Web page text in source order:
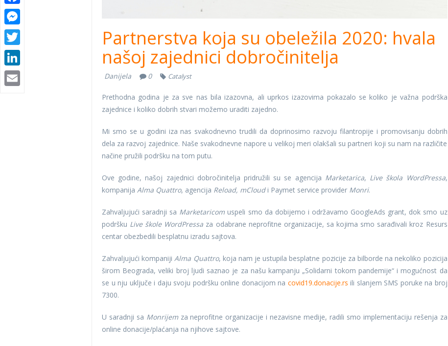
Partnerstva koja su obeležila 2020: hvala
našoj zajednici dobročinitelja
Danijela 0 Catalyst
Prethodna godina je za sve nas bila izazovna, ali uprkos izazovima pokazalo se koliko je važna podrška
zajednice i koliko dobrih stvari možemo uraditi zajedno.
Mi smo se u godini iza nas svakodnevno trudili da doprinosimo razvoju filantropije i promovisanju dobrih
dela za razvoj zajednice. Naše svakodnevne napore u velikoj meri olakšali su partneri koji su nam na različite
načine pružili podršku na tom putu.
Ove godine, našoj zajednici dobročinitelja pridružili su se agencija Marketarica, Live škola WordPressa,
kompanija Alma Quattro, agencija Reload, mCloudi Paymet service provider Monri.
Zahvaljujući saradnji sa Marketaricom uspeli smo da dobijemo i održavamo GoogleAds grant, dok smo uz
podršku Live škole WordPressa za odabrane neprofitne organizacije, sa kojima smo sarađivali kroz Resurs
centar obezbedili besplatnu izradu sajtova.
Zahvaljujući kompanijiAlma Quattro, koja nam je ustupila besplatne pozicije za bilborde na nekoliko pozicija
širom Beograda, veliki broj ljudi saznao je za našu kampanju „Solidarni tokom pandemije“ i mogućnost da
se u nju uključe i daju svoju podršku online donacijom na covid19.donacije.rs ili slanjem SMS poruke na broj
7300.
U saradnji sa Monrijemza neprofitne organizacije i nezavisne medije, radili smo implementaciju rešenja za
online donacije/plaćanja na njihove sajtove.